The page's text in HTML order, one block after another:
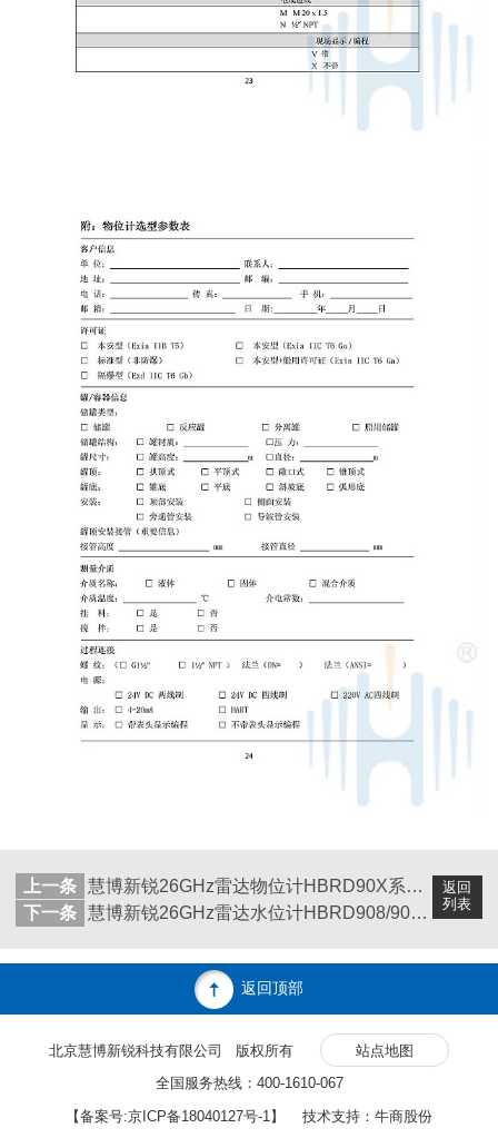
返回
列表
上一条 慧博新锐26GHz雷达物位计HBRD90X系列选型说明书
下一条 慧博新锐26GHz雷达水位计HBRD908/909选型说明书
返回顶部
北京慧博新锐科技有限公司 版权所有
站点地图
全国服务热线：400-1610-067
【备案号:京ICP备18040127号-1 】 技术支持：牛商股份